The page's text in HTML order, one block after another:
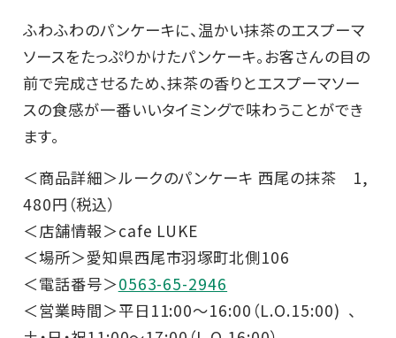
ふわふわのパンケーキに、温かい抹茶のエスプーマ
ソースをたっぷりかけたパンケーキ。お客さんの目の
前で完成させるため、抹茶の香りとエスプーマソー
スの食感が一番いいタイミングで味わうことができ
ます。
＜商品詳細＞ルークのパンケーキ 西尾の抹茶 1,
480円（税込）
＜店舗情報＞cafe LUKE
＜場所＞愛知県西尾市羽塚町北側106
＜電話番号＞0563-65-2946
＜営業時間＞平日11:00～16:00（L.O.15:00) 、